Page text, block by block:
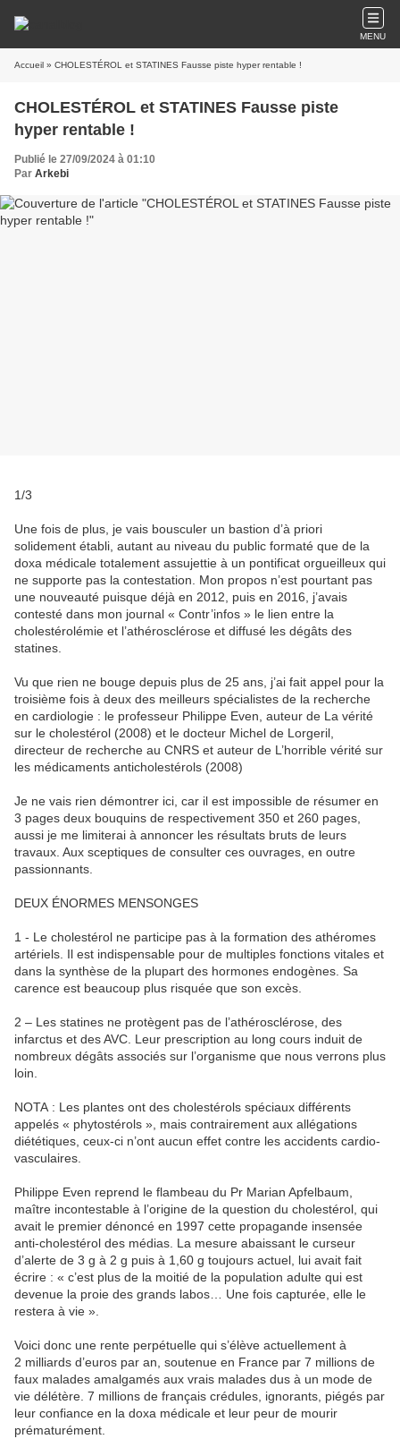
MENU
Accueil » CHOLESTÉROL et STATINES Fausse piste hyper rentable !
CHOLESTÉROL et STATINES Fausse piste
hyper rentable !
Publié le 27/09/2024 à 01:10
Par Arkebi
1/3
Une fois de plus, je vais bousculer un bastion d’à priori
solidement établi, autant au niveau du public formaté que de la
doxa médicale totalement assujettie à un pontificat orgueilleux qui
ne supporte pas la contestation. Mon propos n’est pourtant pas
une nouveauté puisque déjà en 2012, puis en 2016, j’avais
contesté dans mon journal « Contr’infos » le lien entre la
cholestérolémie et l’athérosclérose et diffusé les dégâts des
statines.
Vu que rien ne bouge depuis plus de 25 ans, j’ai fait appel pour la
troisième fois à deux des meilleurs spécialistes de la recherche
en cardiologie : le professeur Philippe Even, auteur de La vérité
sur le cholestérol (2008) et le docteur Michel de Lorgeril,
directeur de recherche au CNRS et auteur de L’horrible vérité sur
les médicaments anticholestérols (2008)
Je ne vais rien démontrer ici, car il est impossible de résumer en
3 pages deux bouquins de respectivement 350 et 260 pages,
aussi je me limiterai à annoncer les résultats bruts de leurs
travaux. Aux sceptiques de consulter ces ouvrages, en outre
passionnants.
DEUX ÉNORMES MENSONGES
1 - Le cholestérol ne participe pas à la formation des athéromes
artériels. Il est indispensable pour de multiples fonctions vitales et
dans la synthèse de la plupart des hormones endogènes. Sa
carence est beaucoup plus risquée que son excès.
2 – Les statines ne protègent pas de l’athérosclérose, des
infarctus et des AVC. Leur prescription au long cours induit de
nombreux dégâts associés sur l’organisme que nous verrons plus
loin.
NOTA : Les plantes ont des cholestérols spéciaux différents
appelés « phytostérols », mais contrairement aux allégations
diététiques, ceux-ci n’ont aucun effet contre les accidents cardio-
vasculaires.
Philippe Even reprend le flambeau du Pr Marian Apfelbaum,
maître incontestable à l’origine de la question du cholestérol, qui
avait le premier dénoncé en 1997 cette propagande insensée
anti-cholestérol des médias. La mesure abaissant le curseur
d’alerte de 3 g à 2 g puis à 1,60 g toujours actuel, lui avait fait
écrire : « c’est plus de la moitié de la population adulte qui est
devenue la proie des grands labos… Une fois capturée, elle le
restera à vie ».
Voici donc une rente perpétuelle qui s’élève actuellement à
2 milliards d’euros par an, soutenue en France par 7 millions de
faux malades amalgamés aux vrais malades dus à un mode de
vie délétère. 7 millions de français crédules, ignorants, piégés par
leur confiance en la doxa médicale et leur peur de mourir
prématurément.